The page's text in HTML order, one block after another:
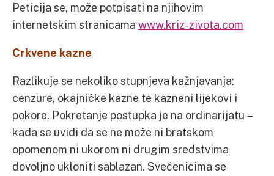
Peticija se, može potpisati na njihovim
internetskim stranicama www.kriz-zivota.com
Crkvene kazne
Razlikuje se nekoliko stupnjeva kažnjavanja:
cenzure, okajničke kazne te kazneni lijekovi i
pokore. Pokretanje postupka je na ordinarijatu –
kada se uvidi da se ne može ni bratskom
opomenom ni ukorom ni drugim sredstvima
dovoljno ukloniti sablazan. Svećenicima se